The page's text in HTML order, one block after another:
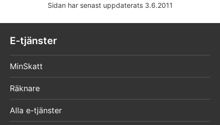
Sidan har senast uppdaterats 3.6.2011
E-tjänster
MinSkatt
Räknare
Alla e-tjänster